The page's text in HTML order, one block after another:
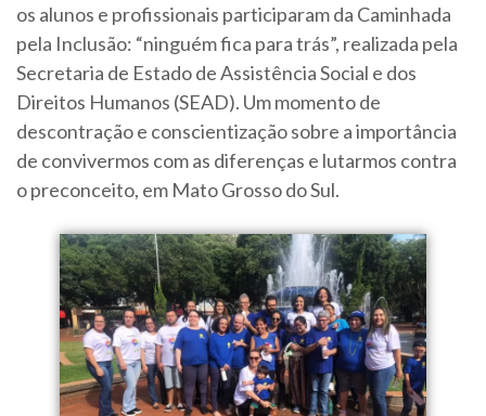
os alunos e profissionais participaram da Caminhada
pela Inclusão: “ninguém fica para trás”, realizada pela
Secretaria de Estado de Assistência Social e dos
Direitos Humanos (SEAD). Um momento de
descontração e conscientização sobre a importância
de convivermos com as diferenças e lutarmos contra
o preconceito, em Mato Grosso do Sul.